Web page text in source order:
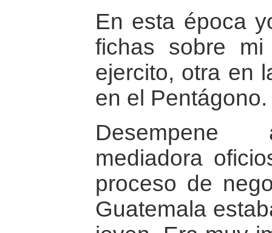
En esta época
fichas sobre
ejercito, otra en
en el Pentágono.
Desempene
mediadora
proceso de
Guatemala